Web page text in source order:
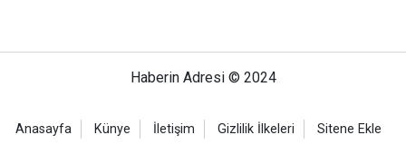
Haberin Adresi © 2024
Anasayfa Künye İletişim Gizlilik İlkeleri Sitene Ekle